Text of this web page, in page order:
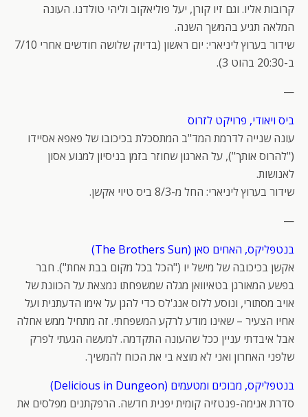
קרובות אליו. וגם זיו קורן, יעל פוליאקוב וליהי טולדנו. העונה
המלאה תגיע בהמשך השנה.
שידור בערוץ ליניארי: יום ראשון (בדיוק שלושה חודשים אחרי 7/10
ב-20:30 בהוט 3).
—
ביס ויאודי, פרויקט לזרוס
עונה שנייה לדרמת המד"ב המתסכלת בכיכובו של פאפא אסיידו
("להרוס אותך"), על הארגון שחוזר בזמן בניסיון למנוע אסון
לאנושות.
שידור בערוץ ליניארי: החל מ-8/3 ביס טיוי אקשן.
—
בנטפליקס, האחים סאן (The Brothers Sun)
אקשן בכיכובה של מישל יו ("הכל בכל מקום בבת אחת"). חבר
בפשע המאורגן בטאיוואן מגלה שמשפחתו נמצאת על הכוונת של
אויב מסתורי, ונוסע ללוס אנג'לס כדי להגן על אימו הדעתנית ועל
אחיו הצעיר – שאינו מודע לרקע המשפחתי. זה מתחיל ממש אחלה
אבל איבדתי עניין ככל שהעונה התקדמה. למעשה הגעתי לפרק
שלפני האחרון ואני לא מוצא בי את הכוח להמשיך.
בנטפליקס, מבוכים ומטעמים (Delicious in Dungeon)
סדרת אנימה-פנטזיה קומית יפנית חדשה. הרפקתנים מפלסים את